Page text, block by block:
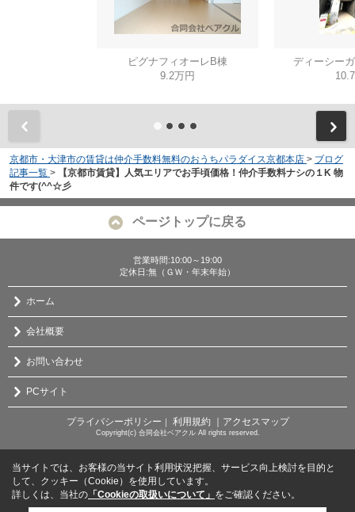
ピグナフィオーレB棟
9.2万円
ディーシー
京都市・大津市の賃貸は仲介手数料無料のおうちパラダイス京都本店 > ブログ
記事一覧 >
【京都市賃貸】人気エリアでお手頃価格！仲介手数料ナシの１K 物
件です(^^☆彡
ページトップに戻る
営業時間:10:00～19:00
定休日:無（ＧＷ・年末年始）
ホーム
会社概要
お問い合わせ
PCサイト
プライバシーポリシー ｜ 利用規約 ｜アクセスマップ
Copyright(c) 合同会社ベアクル All rights reserved.
当サイトでは、お客様の当サイト利用状況把握、サービス向上検討を目的と
して、クッキー（Cookie）を使用しています。
詳しくは、当社の 「Cookieの取扱いについて」 をご確認ください。